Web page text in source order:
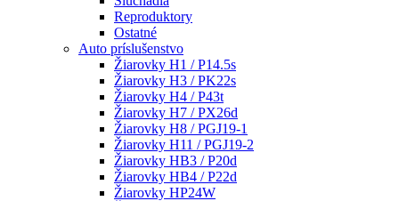
Reproduktory
Ostatné
Auto príslušenstvo
Žiarovky H1 / P14.5s
Žiarovky H3 / PK22s
Žiarovky H4 / P43t
Žiarovky H7 / PX26d
Žiarovky H8 / PGJ19-1
Žiarovky H11 / PGJ19-2
Žiarovky HB3 / P20d
Žiarovky HB4 / P22d
Žiarovky HP24W